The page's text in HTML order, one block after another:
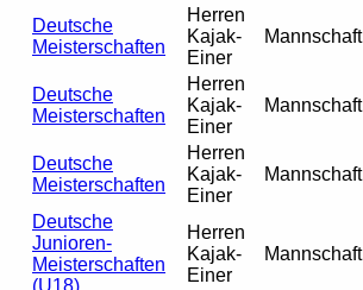
Deutsche
Meisterschaften
Herren
Kajak-
Einer
Mannschaft
Deutsche
Meisterschaften
Herren
Kajak-
Einer
Mannschaft
Deutsche
Meisterschaften
Herren
Kajak-
Einer
Mannschaft
Deutsche
Junioren-
Meisterschaften
Herren
Kajak-
Einer
Mannschaft